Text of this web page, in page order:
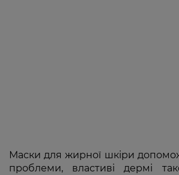
Маски для жирної шкіри
проблеми, властиві дермі